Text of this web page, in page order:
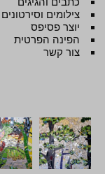
צילומים וסירטונים
יוצר פסיפס
הפינה הפרטית
צור קשר